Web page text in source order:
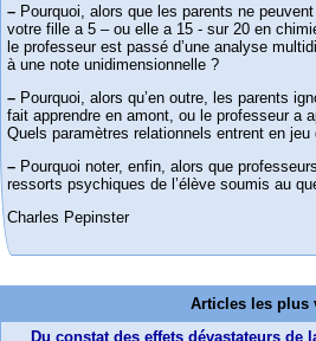
– Pourquoi, alors que les parents ne
votre fille a 5 – ou elle a 15 - sur 20 en
le professeur est passé d’une analyse
à une note unidimensionnelle ?
– Pourquoi, alors qu’en outre, les parents
fait apprendre en amont, ou le professeur a
Quels paramètres relationnels entrent en
– Pourquoi noter, enfin, alors que
ressorts psychiques de l’élève soumis au
Charles Pepinster
Articles les plus
Du constat des effets dévastateurs de